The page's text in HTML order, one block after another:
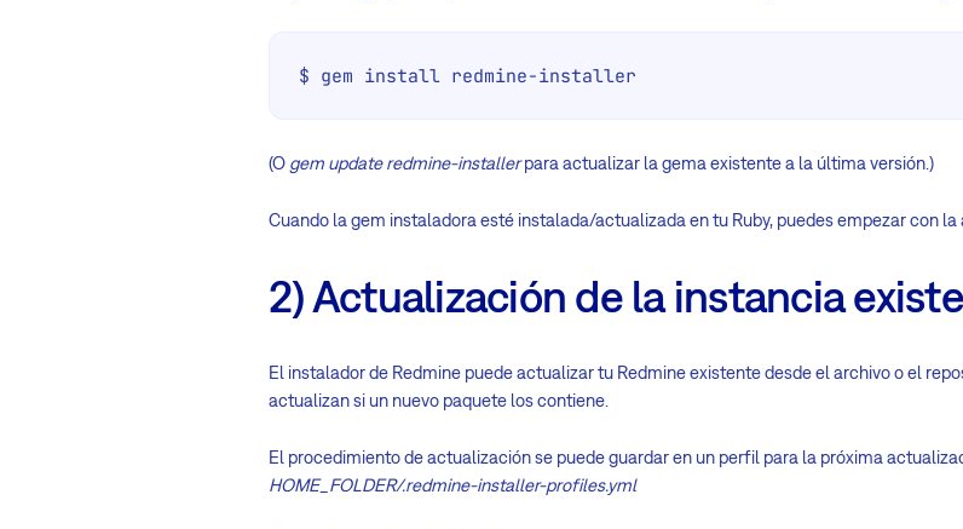
$ gem install redmine-installer
(O gem update redmine-installerpara actualizar la gema existente a la última versión.)
Cuando la gem instaladora esté instalada/actualizada en tu Ruby, puedes empezar con
2) Actualización de la instancia
El instalador de Redmine puede actualizar tu Redmine existente desde el archivo o el
actualizan si un nuevo paquete los contiene.
El procedimiento de actualización se puede guardar en un perfil para la próxima
HOME_FOLDER/.redmine-installer-profiles.yml